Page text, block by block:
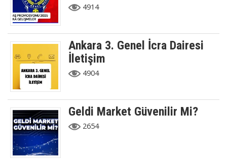
4914
Ankara 3. Genel İcra Dairesi
İletişim
4904
Geldi Market Güvenilir Mi?
2654